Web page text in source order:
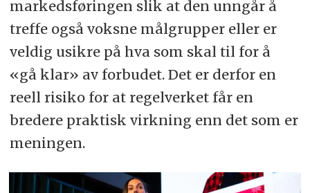
markedsføringen slik at den unngår å
treffe også voksne målgrupper eller er
veldig usikre på hva som skal til for å
«gå klar» av forbudet. Det er derfor en
reell risiko for at regelverket får en
bredere praktisk virkning enn det som er
meningen.